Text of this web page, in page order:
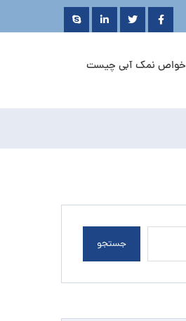
خواص نمک آبی چیست
جستجو